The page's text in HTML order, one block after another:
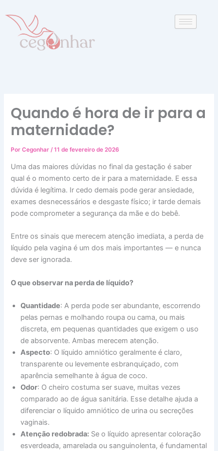
para
conteúdo
Quando é hora de ir para a
maternidade?
PorCegonhar /11 de fevereiro de 2026
Uma das maiores dúvidas no final da gestação é saber
qual é o momento certo de ir para a maternidade. E essa
dúvida é legítima. Ir cedo demais pode gerar ansiedade,
exames desnecessários e desgaste físico; ir tarde demais
pode comprometer a segurança da mãe e do bebê.
Entre os sinais que merecem atenção imediata, a perda de
líquido pela vagina é um dos mais importantes — e nunca
deve ser ignorada.
O que observar na perda de líquido?
Quantidade: A perda pode ser abundante, escorrendo
pelas pernas e molhando roupa ou cama, ou mais
discreta, em pequenas quantidades que exigem o uso
de absorvente. Ambas merecem atenção.
Aspecto: O líquido amniótico geralmente é claro,
transparente ou levemente esbranquiçado, com
aparência semelhante à água de coco.
Odor: O cheiro costuma ser suave, muitas vezes
comparado ao de água sanitária. Esse detalhe ajuda a
diferenciar o líquido amniótico de urina ou secreções
vaginais.
Atenção redobrada: Se o líquido apresentar coloração
esverdeada, amarelada ou sanguinolenta, é fundamental
e
s